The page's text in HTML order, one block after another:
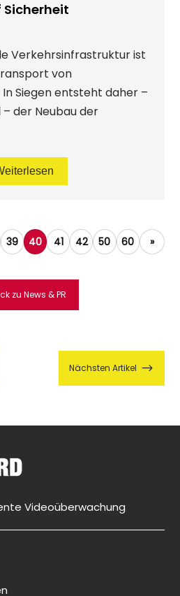
Verkehrsinfrastruktur ist
von
Siegen entsteht daher –
der Neubau der
39 40 41 42 50 60 »
zu News & PR
Nächsten Artikel $
Videoüberwachung